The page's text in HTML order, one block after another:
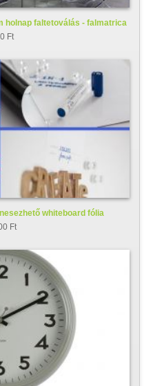
holnap faltetoválás - falmatrica
Ft
whiteboard fólia
Ft